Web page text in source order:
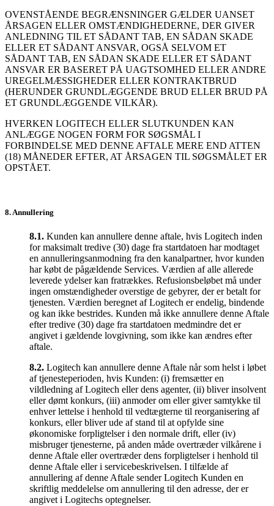
OVENSTÅENDE BEGRÆNSNINGER GÆLDER UANSET
ÅRSAGEN ELLER OMSTÆNDIGHEDERNE, DER GIVER
ANLEDNING TIL ET SÅDANT TAB, EN SÅDAN SKADE
ELLER ET SÅDANT ANSVAR, OGSÅ SELVOM ET
SÅDANT TAB, EN SÅDAN SKADE ELLER ET SÅDANT
ANSVAR ER BASERET PÅ UAGTSOMHED ELLER ANDRE
UREGELMÆSSIGHEDER ELLER KONTRAKTBRUD
(HERUNDER GRUNDLÆGGENDE BRUD ELLER BRUD PÅ
ET GRUNDLÆGGENDE VILKÅR).
HVERKEN LOGITECH ELLER SLUTKUNDEN KAN
ANLÆGGE NOGEN FORM FOR SØGSMÅL I
FORBINDELSE MED DENNE AFTALE MERE END ATTEN
(18) MÅNEDER EFTER, AT ÅRSAGEN TIL SØGSMÅLET ER
OPSTÅET.
8. Annullering
8.1. Kunden kan annullere denne aftale, hvis Logitech inden
for maksimalt tredive (30) dage fra startdatoen har modtaget
en annulleringsanmodning fra den kanalpartner, hvor kunden
har købt de pågældende Services. Værdien af alle allerede
leverede ydelser kan fratrækkes. Refusionsbeløbet må under
ingen omstændigheder overstige de gebyrer, der er betalt for
tjenesten. Værdien beregnet af Logitech er endelig, bindende
og kan ikke bestrides. Kunden må ikke annullere denne Aftale
efter tredive (30) dage fra startdatoen medmindre det er
angivet i gældende lovgivning, som ikke kan ændres efter
aftale.
8.2. Logitech kan annullere denne Aftale når som helst i løbet
af tjenesteperioden, hvis Kunden: (i) fremsætter en
vildledning af Logitech eller dens agenter, (ii) bliver insolvent
eller dømt konkurs, (iii) anmoder om eller giver samtykke til
enhver lettelse i henhold til vedtægterne til reorganisering af
konkurs, eller bliver ude af stand til at opfylde sine
økonomiske forpligtelser i den normale drift, eller (iv)
misbruger tjenesterne, på anden måde overtræder vilkårene i
denne Aftale eller overtræder dens forpligtelser i henhold til
denne Aftale eller i servicebeskrivelsen. I tilfælde af
annullering af denne Aftale sender Logitech Kunden en
skriftlig meddelelse om annullering til den adresse, der er
angivet i Logitechs optegnelser.